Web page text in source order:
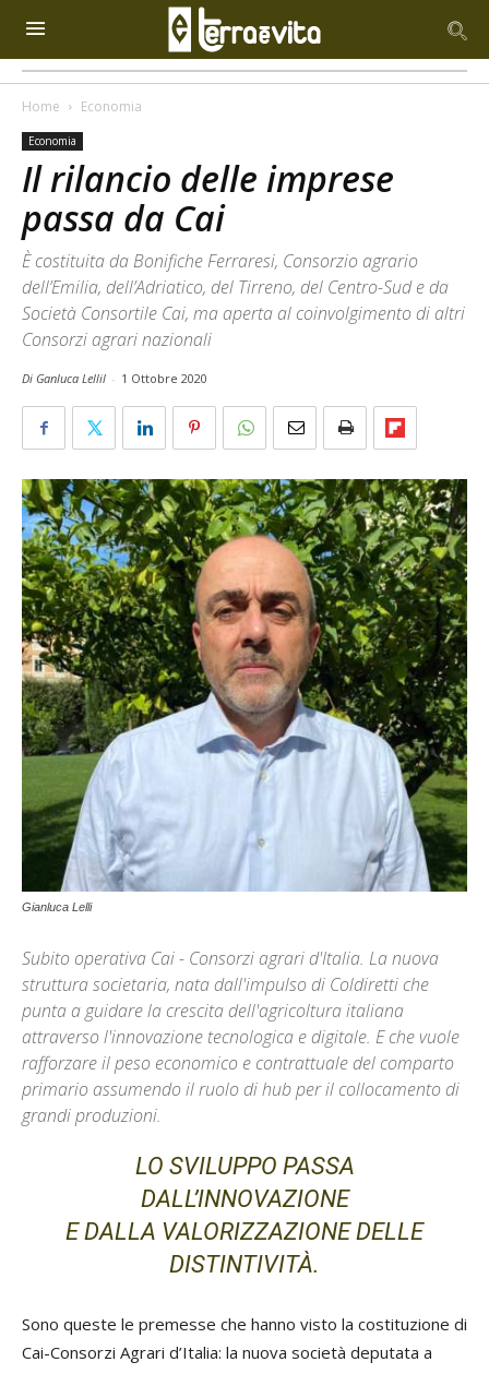
Home Economia
Economia
Il rilancio delle imprese
passa da Cai
È costituita da Bonifiche Ferraresi, Consorzio agrario
dell’Emilia, dell’Adriatico, del Tirreno, del Centro-Sud e da
Società Consortile Cai, ma aperta al coinvolgimento di altri
Consorzi agrari nazionali
Di Ganluca Lellil - 1 Ottobre 2020
Gianluca Lelli
Subito operativa Cai - Consorzi agrari d'Italia. La nuova
struttura societaria, nata dall'impulso di Coldiretti che
punta a guidare la crescita dell'agricoltura italiana
attraverso l'innovazione tecnologica e digitale. E che vuole
rafforzare il peso economico e contrattuale del comparto
primario assumendo il ruolo di hub per il collocamento di
grandi produzioni.
LO SVILUPPO PASSA
DALL’INNOVAZIONE
E DALLA VALORIZZAZIONE DELLE
DISTINTIVITÀ.
Sono queste le premesse che hanno visto la costituzione di
Cai-Consorzi Agrari d’Italia: la nuova società deputata a